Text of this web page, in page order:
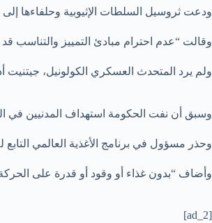
ودعت ثروسيل السلطات الإثيوبية وحلفاءها
وقالت “عدم احترام مبادئ التمييز والتناسب
ولم يرد المتحدث العسكري الكولونيل، جيتنيت
وسبق أن نفت الحكومة استهداف المدنيين في الصراع المستمر منذ 14 شهراً مع مقاتلي الجبهة الشعبية لتحرير تيغراي. ولا يعتقد أن
وحذر مسؤول في برنامج الأغذية العالمي
وأضاف “بدون غذاء أو وقود أو قدرة على
[ad_2]